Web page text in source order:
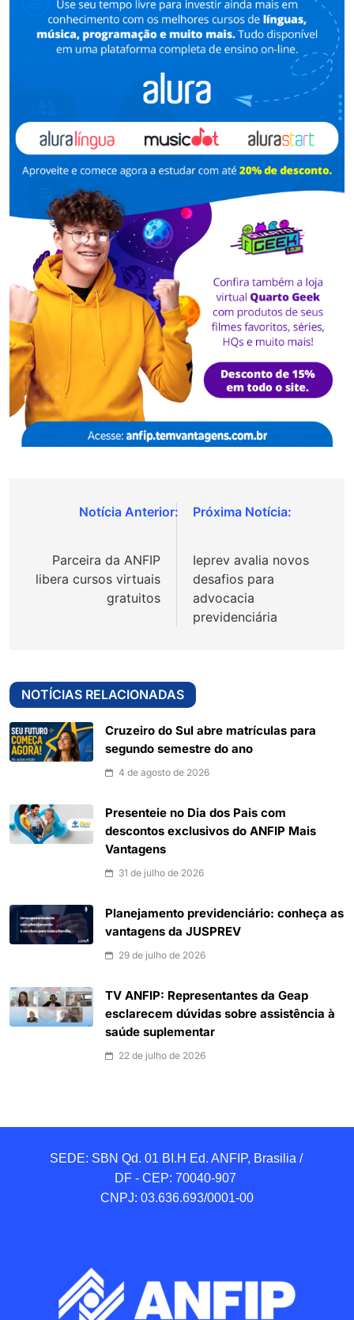
Navegação
Post
Parceira da ANFIP
libera cursos virtuais
gratuitos
Ieprev avalia novos
desafios para
advocacia
previdenciária
NOTÍCIAS RELACIONADAS
Cruzeiro do Sul abre matrículas para
segundo semestre do ano
4 de agosto de 2026
Presenteie no Dia dos Pais com
descontos exclusivos do ANFIP Mais
Vantagens
31 de julho de 2026
Planejamento previdenciário: conheça as
vantagens da JUSPREV
29 de julho de 2026
TV ANFIP: Representantes da Geap
esclarecem dúvidas sobre assistência à
saúde suplementar
22 de julho de 2026
SEDE: SBN Qd. 01 BI.H Ed. ANFIP, Brasilia /
DF - CEP: 70040-907
CNPJ: 03.636.693/0001-00